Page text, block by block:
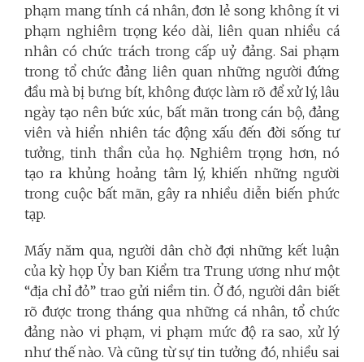
phạm mang tính cá nhân, đơn lẻ song không ít vi
phạm nghiêm trọng kéo dài, liên quan nhiều cá
nhân có chức trách trong cấp uỷ đảng. Sai phạm
trong tổ chức đảng liên quan những người đứng
đầu mà bị bưng bít, không được làm rõ để xử lý, lâu
ngày tạo nên bức xúc, bất mãn trong cán bộ, đảng
viên và hiển nhiên tác động xấu đến đời sống tư
tưởng, tinh thần của họ. Nghiêm trọng hơn, nó
tạo ra khủng hoảng tâm lý, khiến những người
trong cuộc bất mãn, gây ra nhiều diễn biến phức
tạp.
Mấy năm qua, người dân chờ đợi những kết luận
của kỳ họp Ủy ban Kiểm tra Trung ương như một
“địa chỉ đỏ” trao gửi niềm tin. Ở đó, người dân biết
rõ được trong tháng qua những cá nhân, tổ chức
đảng nào vi phạm, vi phạm mức độ ra sao, xử lý
như thế nào. Và cũng từ sự tin tưởng đó, nhiều sai